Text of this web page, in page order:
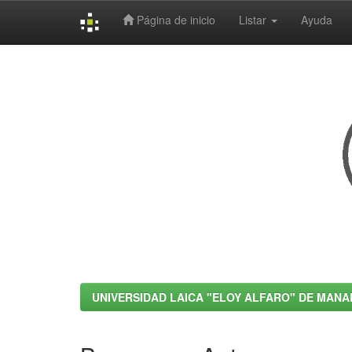
Página de inicio Listar Ayuda
UNIVERSIDAD LAICA "ELOY ALFARO" DE